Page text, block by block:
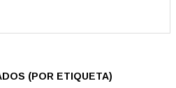
(POR ETIQUETA)